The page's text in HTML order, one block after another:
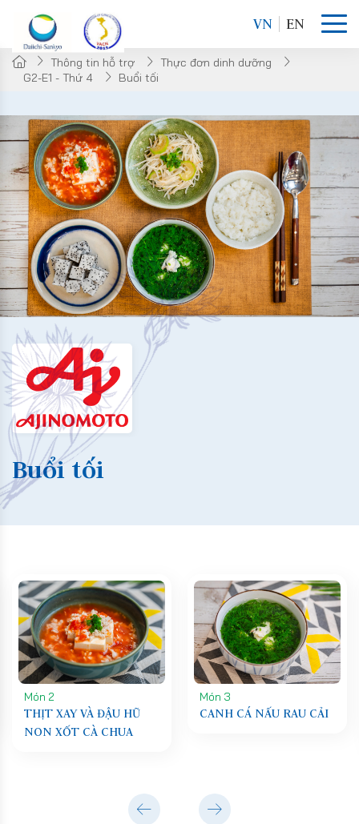
VN EN
Thông tin hỗ trợ
Thực đơn dinh dưỡng
G2-E1 - Thứ 4
Buổi tối
Buổi tối
Món 2
THỊT XAY VÀ ĐẬU HŨ
NON XỐT CÀ CHUA
Món 3
CANH CÁ NẤU RAU CẢI